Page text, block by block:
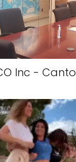
Inc -